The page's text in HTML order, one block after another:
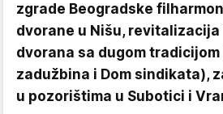
zgrade Beogradske
dvorane u Nišu,
dvorana sa dugom
zadužbina i Dom sindikata),
u pozorištima u Subotici i